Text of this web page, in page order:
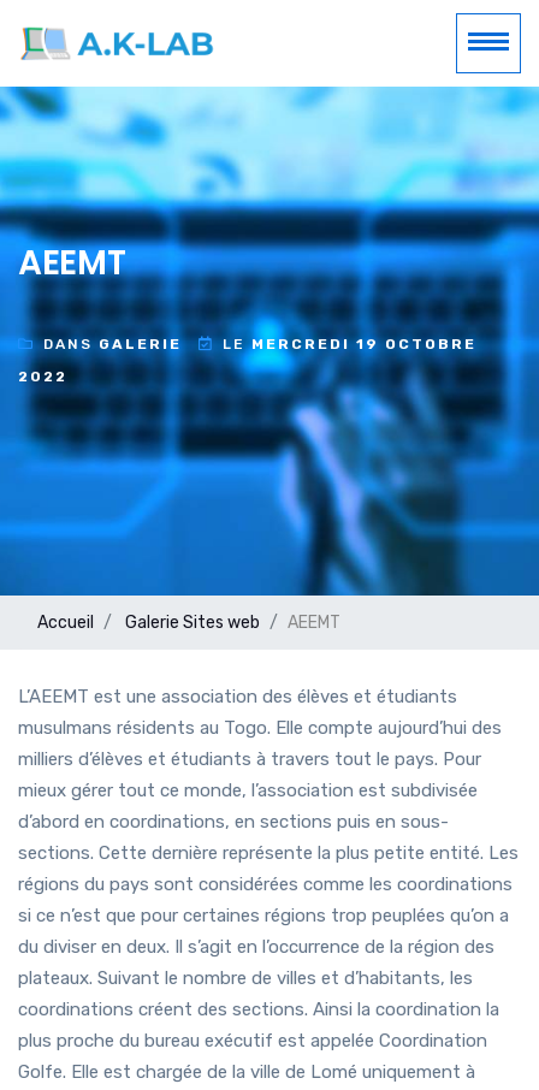
AEEMT
DANSGALERIE LEMERCREDI 19 OCTOBRE
2022
Accueil Galerie Sites web AEEMT
L’AEEMT est une association des élèves et étudiants
musulmans résidents au Togo. Elle compte aujourd’hui des
milliers d’élèves et étudiants à travers tout le pays. Pour
mieux gérer tout ce monde, l’association est subdivisée
d’abord en coordinations, en sections puis en sous-
sections. Cette dernière représente la plus petite entité. Les
régions du pays sont considérées comme les coordinations
si ce n’est que pour certaines régions trop peuplées qu’on a
du diviser en deux. Il s’agit en l’occurrence de la région des
plateaux. Suivant le nombre de villes et d’habitants, les
coordinations créent des sections. Ainsi la coordination la
plus proche du bureau exécutif est appelée Coordination
Golfe. Elle est chargée de la ville de Lomé uniquement à